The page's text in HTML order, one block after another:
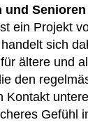
und Senioren
ein Projekt
sich
ältere und
den
Kontakt
Gefühl